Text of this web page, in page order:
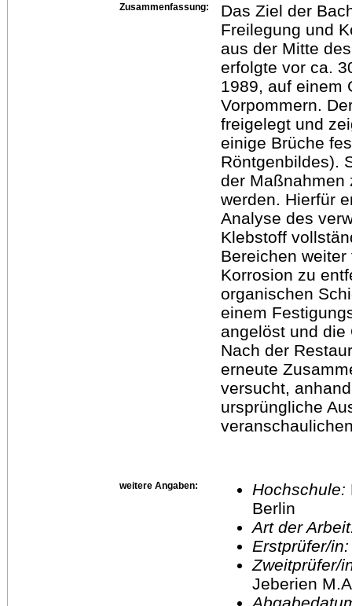
Zusammenfassung:
Das Ziel der
Freilegung und
aus der Mitte
erfolgte vor ca.
1989, auf einem
Vorpommern.
freigelegt und
einige Brüche
Röntgenbildes).
der Maßnahmen
werden. Hierfür
Analyse des
Klebstoff
Bereichen
Korrosion zu
organischen
einem
angelöst und die
Nach der
erneute
versucht,
ursprüngliche
weitere Angaben: Hochschule:
Berlin
Art der
Erstprüfer/
Jeberien